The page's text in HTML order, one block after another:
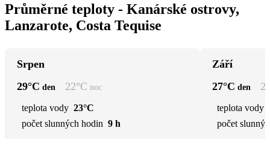
Průměrné teploty - Kanárské ostrovy,
Lanzarote, Costa Tequise
Srpen
29°C den 22°C noc
teplota vody 23°C
počet slunných hodin 9 h
Září
27°C den
teplota vody
počet